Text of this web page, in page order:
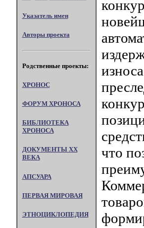
Указатель имен
Авторы проекта
Родственные проекты:
ХРОНОС
ФОРУМ ХРОНОСА
БИБЛИОТЕКА
ХРОНОСА
ДОКУМЕНТЫ XX
ВЕКА
АПСУАРА
ПЕРВАЯ МИРОВАЯ
ЭТНОЦИКЛОПЕДИЯ
что